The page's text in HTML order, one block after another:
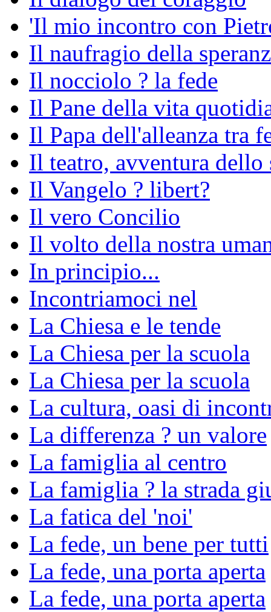
'Il mio incontro con
Il naufragio della
Il nocciolo ? la fede
Il Pane della vita
Il Papa dell'alleanza tra
Il teatro, avventura
Il Vangelo ? libert?
Il vero Concilio
Il volto della nostra
In principio...
Incontriamoci nel
La Chiesa e le tende
La Chiesa per la scuola
La Chiesa per la scuola
La cultura, oasi di
La differenza ? un valore
La famiglia al centro
La famiglia ? la strada
La fatica del 'noi'
La fede, un bene per tutti
La fede, una porta aperta
La fede, una porta aperta